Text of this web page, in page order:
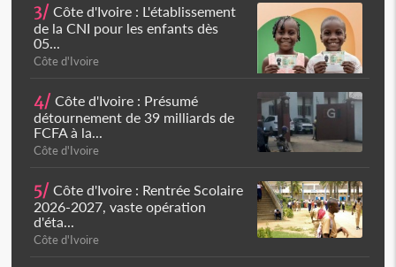
3/ Côte d'Ivoire : L'établissement
de la CNI pour les enfants dès
05...
Côte d'Ivoire
4/ Côte d'Ivoire : Présumé
détournement de 39 milliards de
FCFA à la...
Côte d'Ivoire
5/ Côte d'Ivoire : Rentrée Scolaire
2026-2027, vaste opération
d'éta...
Côte d'Ivoire